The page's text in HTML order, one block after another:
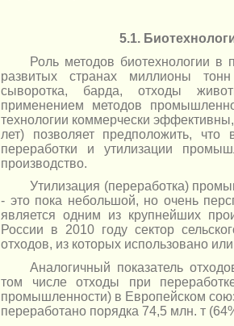
5.1.
Роль методов биотехнологии
развитых странах миллионы
сыворотка, барда, отходы
применением методов
технологии коммерчески
лет) позволяет предположить,
переработки и утилизации
производство.
Утилизация (переработка)
- это пока небольшой, но очень
является одним из крупнейших
России в 2010 году сектор
отходов, из которых использовано
Аналогичный показатель
том числе отходы при
промышленности) в Европейском
переработано порядка 74,5 млн. т